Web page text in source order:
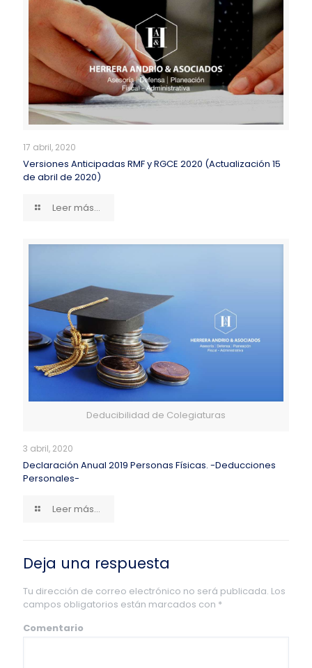
17 abril, 2020
Versiones Anticipadas RMF y RGCE 2020 (Actualización 15
de abril de 2020)
Leer más...
Deducibilidad de Colegiaturas
3 abril, 2020
Declaración Anual 2019 Personas Físicas. -Deducciones
Personales-
Leer más...
Deja una respuesta
Tu dirección de correo electrónico no será publicada. Los
campos obligatorios están marcados con *
Comentario